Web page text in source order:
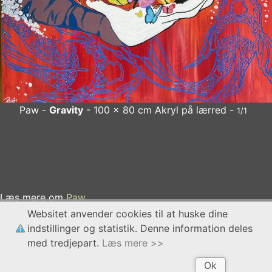
Paw - Gravity- 100 x 80 cm Akryl på lærred - 1/1
Læs mere omPaw
Ok
Websitet anvender cookies til at huske dine
indstillinger og statistik. Denne information deles
med tredjepart. Læs mere >>